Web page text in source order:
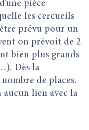
pièce
les cercueils
prévu pour un
on prévoit de 2
bien plus grands
Dès la
de places.
aucun lien avec la